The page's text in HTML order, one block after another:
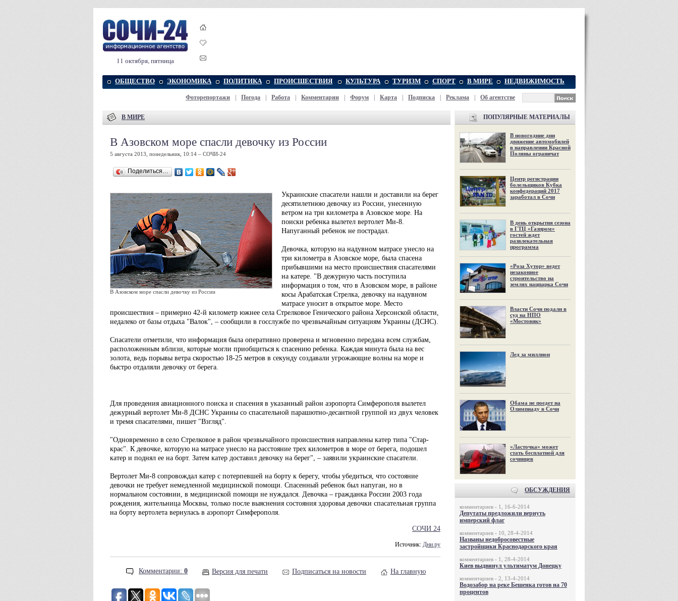
11 октября, пятница
ОБЩЕСТВО ЭКОНОМИКА ПОЛИТИКА ПРОИСШЕСТВИЯ КУЛЬТУРА ТУРИЗМ СПОРТ В МИРЕ НЕДВИЖИМОСТЬ
Фоторепортажи Погода Работа Комментарии Форум Карта Подписка Реклама Об агентстве
В МИРЕ
В Азовском море спасли девочку из России
5 августа 2013, понедельник, 10:14 – СОЧИ-24
Поделиться…
В Азовском море спасли девочку из России
Украинские спасатели нашли и доставили на берег
десятилетнюю девочку из России, унесенную
ветром на три километра в Азовское море. На
поиски ребенка вылетел вертолет Ми-8.
Напуганный ребенок не пострадал.
Девочка, которую на надувном матрасе унесло на
три километра в Азовское море, была спасена
прибывшими на место происшествия спасателями
на катере. "В дежурную часть поступила
информация о том, что в Азовском море, в районе
косы Арабатская Стрелка, девочку на надувном
матрасе уносит в открытое море. Место
происшествия – примерно 42-й километр южнее села Стрелковое Генического района Херсонской области,
недалеко от базы отдыха "Валок", – сообщили в госслужбе по чрезвычайным ситуациям Украины (ДСНС).
Спасатели отметили, что информация была оперативно проверена и мгновенно передана всем службам,
расположенным вблизи, которые могли приобщиться к спасению ребенка. Каждая минута была на вес
золота, ведь порывы ветра скоростью 18-25 метров в секунду создавали угрожающие волны на море и
быстро отдаляли девочку от берега.
Для проведения авиационного поиска и спасения в указанный район аэропорта Симферополя вылетел
дежурный вертолет Ми-8 ДСНС Украины со спасательной парашютно-десантной группой из двух человек
и тремя спасателями, пишет "Взгляд".
"Одновременно в село Стрелковое в район чрезвычайного происшествия направлены катер типа "Стар-
крас". К девочке, которую на матрасе унесло на расстояние трех километров в море от берега, подошел
катер и поднял ее на борт. Затем катер доставил девочку на берег", – заявили украинские спасатели.
Вертолет Ми-8 сопровождал катер с потерпевшей на борту к берегу, чтобы убедиться, что состояние
девочки не требует немедленной медицинской помощи. Спасенный ребенок был напуган, но в
нормальном состоянии, в медицинской помощи не нуждался. Девочка – гражданка России 2003 года
рождения, жительница Москвы, только после выяснения состояния здоровья девочки спасательная группа
на борту вертолета вернулась в аэропорт Симферополя.
СОЧИ 24
Источник: Дни.ру
Комментарии: 0 Версия для печати Подписаться на новости На главную
ПОПУЛЯРНЫЕ МАТЕРИАЛЫ
В новогодние дни
движение автомобилей
в направлении Красной
Поляны ограничат
Центр регистрации
болельщиков Кубка
конфедераций 2017
заработал в Сочи
В день открытия сезона
в ГТЦ «Газпром»
гостей ждет
развлекательная
программа
«Роза Хутор» ведет
незаконное
строительство на
землях нацпарка Сочи
Власти Сочи подали в
суд на НПО
«Мостовик»
Лед за миллион
Обама не поедет на
Олимпиаду в Сочи
«Ласточка» может
стать бесплатной для
сочинцев
ОБСУЖДЕНИЯ
комментариев - 1, 16-6-2014
Депутаты предложили вернуть
имперский флаг
комментариев - 10, 28-4-2014
Названы недобросовестные
застройщики Краснодарского края
комментариев - 1, 28-4-2014
Киев выдвинул ультиматум Донецку
комментариев - 2, 13-4-2014
Водозабор на реке Бешенка готов на 70
процентов